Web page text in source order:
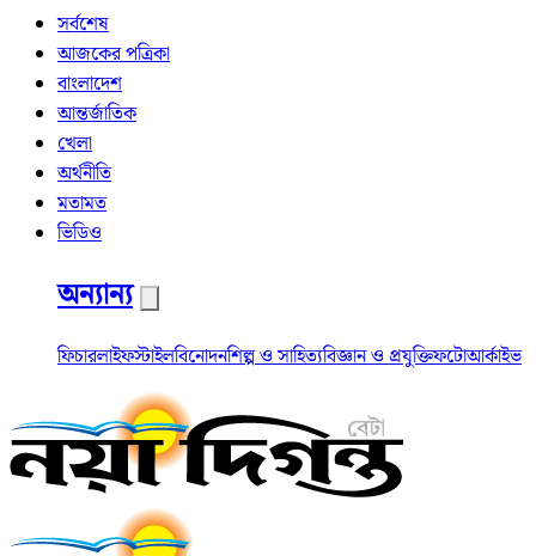
সর্বশেষ
আজকের পত্রিকা
বাংলাদেশ
আন্তর্জাতিক
খেলা
অর্থনীতি
মতামত
ভিডিও
অন্যান্য
ফিচারলাইফস্টাইলবিনোদনশিল্প ও সাহিত্যবিজ্ঞান ও প্রযুক্তিফটোআর্কাইভ